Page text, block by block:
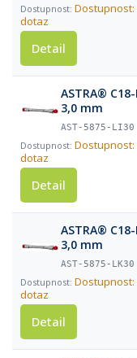
Dostupnost:
dotaz
Detail
ASTRA®
3,0 mm
AST-5875-LI30
Dostupnost:
dotaz
Detail
ASTRA®
3,0 mm
AST-5875-LK30
Dostupnost:
dotaz
Detail